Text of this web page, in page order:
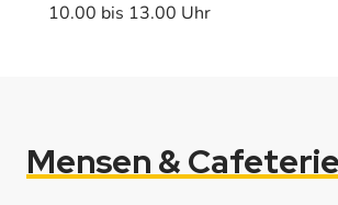
10.00 bis 13.00 Uhr
Mensen &